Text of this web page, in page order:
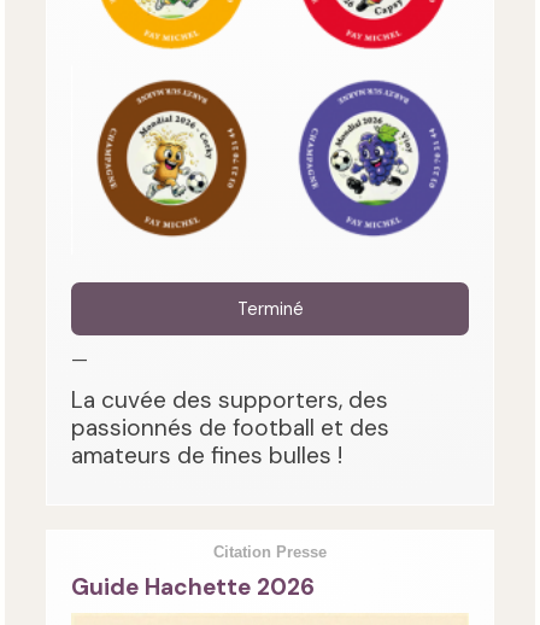
Terminé
—
La cuvée des supporters, des
passionnés de football et des
amateurs de fines bulles !
Citation Presse
Guide Hachette 2026